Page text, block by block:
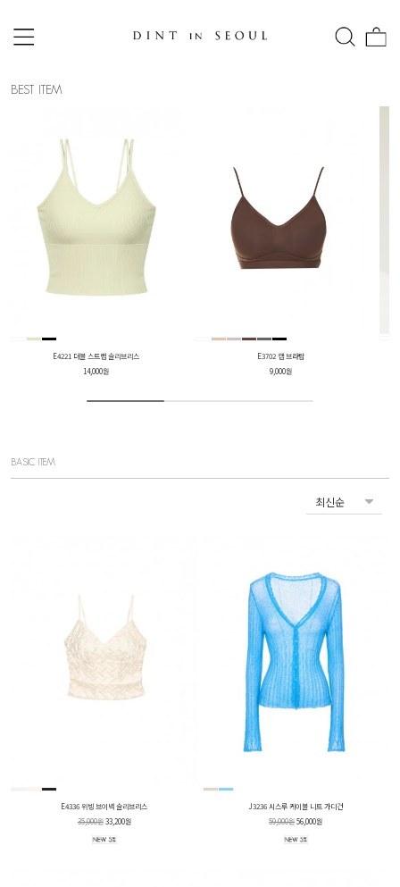
BEST ITEM
E4221 더블 스트랩 슬리브리스
14,000원
E3702 캡 브라탑
9,000원
BASIC ITEM
E4336 위빙 브이넥 슬리브리스
35,000원 33,200원
J3236 시스루 케이블 니트 가디건
59,000원56,000원